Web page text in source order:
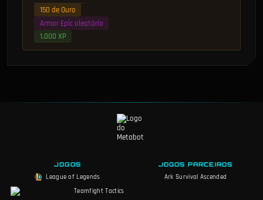
150 de Ouro
Armor Epic aleatório
1.000 XP
JOGOS
League of Legends
Teamfight Tactics
JOGOS PARCEIROS
Ark Survival Ascended